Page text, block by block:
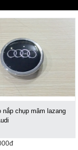
nắp chụp mâm lazang